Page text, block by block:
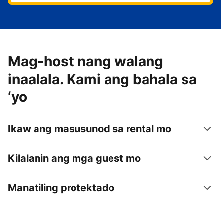
Mag-host nang walang
inaalala. Kami ang bahala sa
‘yo
Ikaw ang masusunod sa rental mo
Kilalanin ang mga guest mo
Manatiling protektado